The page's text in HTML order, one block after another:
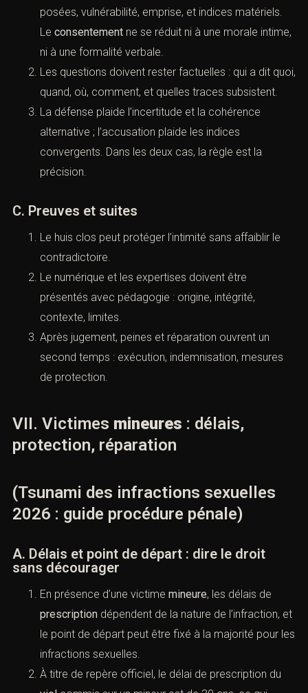
sur des mois est relu en quelques heures. La
préparation consiste à convertir les PV et pièces
en une chronologie claire, avec points d’accord et
points litigieux.
L’auteur présumé doit aussi connaître les enjeux,
pour éviter l’improvisation.
L’objectif n’est pas un récit parfait mais des faits
vérifiables : ce qui est certain, probable, ou
invérifiable, et pourquoi.
B. La place duconsentement
Le juge apprécie les circonstances : paroles,
limites posées, vulnérabilité, emprise, et indices
matériels. Le
consentement
ne se réduit ni à une
morale intime, ni à une formalité verbale.
Les questions doivent rester factuelles : qui a dit
quoi, quand, où, comment, et quelles traces
subsistent.
La défense plaide l’incertitude et la cohérence
précision.
Le huis clos peut protéger l’intimité sans affaiblir le
contradictoire.
présentés avec pédagogie : origine, intégrité,
contexte, limites.
Après jugement, peines et réparation ouvrent un
second temps : exécution, indemnisation, mesures
de protection.
VII. Victimesmineures: délais,